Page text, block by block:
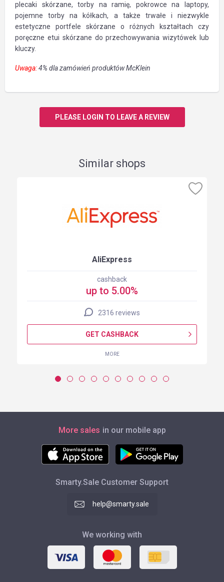
plecaki skórzane, torby na ramię, pokrowce na laptopy,
pojemne torby na kółkach, a także trwałe i niezwykle
estetyczne portfele skórzane o różnych kształtach czy
poręczne etui skórzane do przechowywania wizytówek lub
kluczy.
Uwaga:4% dla zamówień produktów McKlein
PLEASE LOGIN TO LEAVE A REVIEW
Similar shops
AliExpress
cashback
up to 5.00%
2316 reviews
GET CASHBACK
MORE
More sales in our mobile app
Smarty.Sale Customer Support
help@smarty.sale
We working with